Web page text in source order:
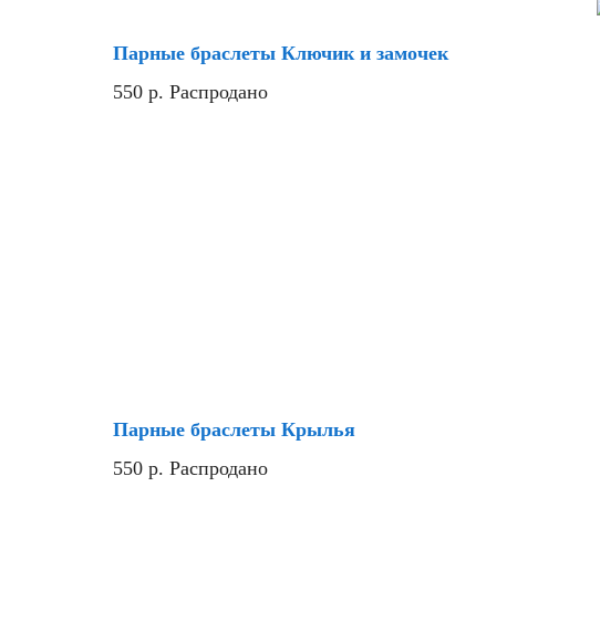
Парные браслеты Ключик и замочек
550 р. Распродано
Парные браслеты Крылья
550 р. Распродано